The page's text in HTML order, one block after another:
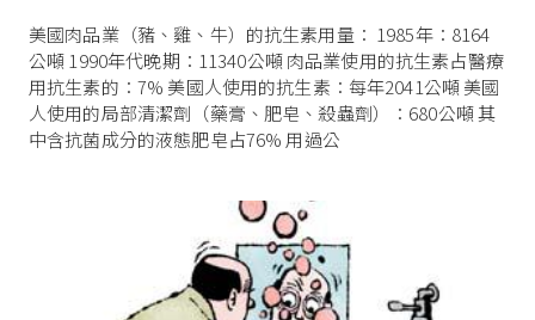
美國肉品業（豬、雞、牛）的抗生素用量： 1985年：8164
公噸 1990年代晚期：11340公噸 肉品業使用的抗生素占醫療
用抗生素的：7% 美國人使用的抗生素：每年2041公噸 美國
人使用的局部清潔劑（藥膏、肥皂、殺蟲劑）：680公噸 其
中含抗菌成分的液態肥皂占76% 用過公